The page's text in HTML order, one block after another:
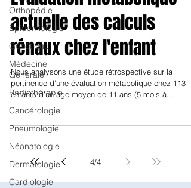
Orthopédie
Epidémiologie
Génétique
Médecine
Générale
Radiothérapie
Cancérologie
Pneumologie
Néonatologie
Dermatologie
Cardiologie
Néphrologie
Evaluation métabolique
actuelle des calculs
rénaux chez l'enfant
Nous analysons une étude rétrospective sur la
pertinence d’une évaluation métabolique chez 113
enfants d’un âge moyen de 11 ans (5 mois à...